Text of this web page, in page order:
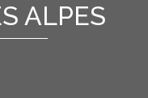
ALPES